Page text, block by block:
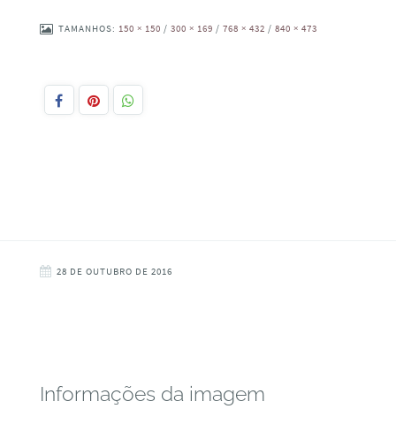
TAMANHOS: 150 × 150 / 300 × 169 / 768 × 432 / 840 × 473
28 DE OUTUBRO DE 2016
Informações da imagem